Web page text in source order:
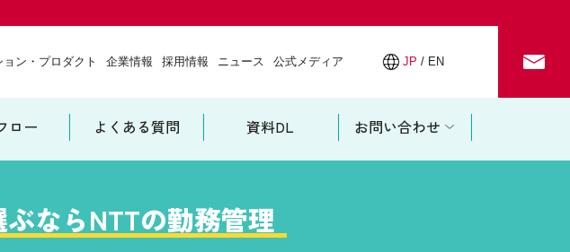
ョン・プロダクト
企業情報
採用情報
ニュース
公式メディア
JP EN
ロー よくある質問 資料DL お問い合わせ
ならNTTの勤務管理